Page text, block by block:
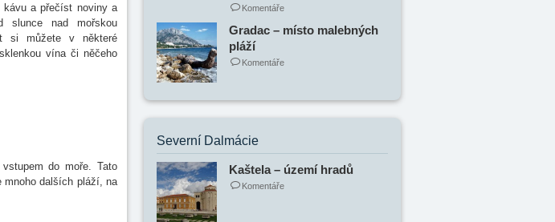
a přečíst noviny a
slunce nad mořskou
si můžete v některé
vína či něčeho
do moře. Tato
mnoho dalších pláží, na
Komentáře
Gradac – místo malebných
pláží
Komentáře
Severní Dalmácie
Kaštela – území hradů
Komentáře